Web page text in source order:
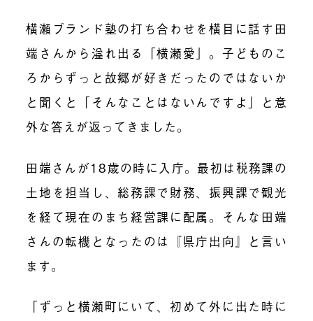
横瀬ブランド塾の打ち合わせを横目に話す田
端さんから溢れ出る「横瀬愛」。子どものこ
ろからずっと故郷が好きだったのではないか
と聞くと「そんなことはないんですよ」と意
外な答えが返ってきました。
田端さんが18歳の時に入庁。最初は税務課の
土地を担当し、総務課で財務、振興課で観光
を経て現在のまち経営課に配属。そんな田端
さんの転機となったのは『県庁出向』と言い
ます。
「ずっと横瀬町にいて、初めて外に出た時に